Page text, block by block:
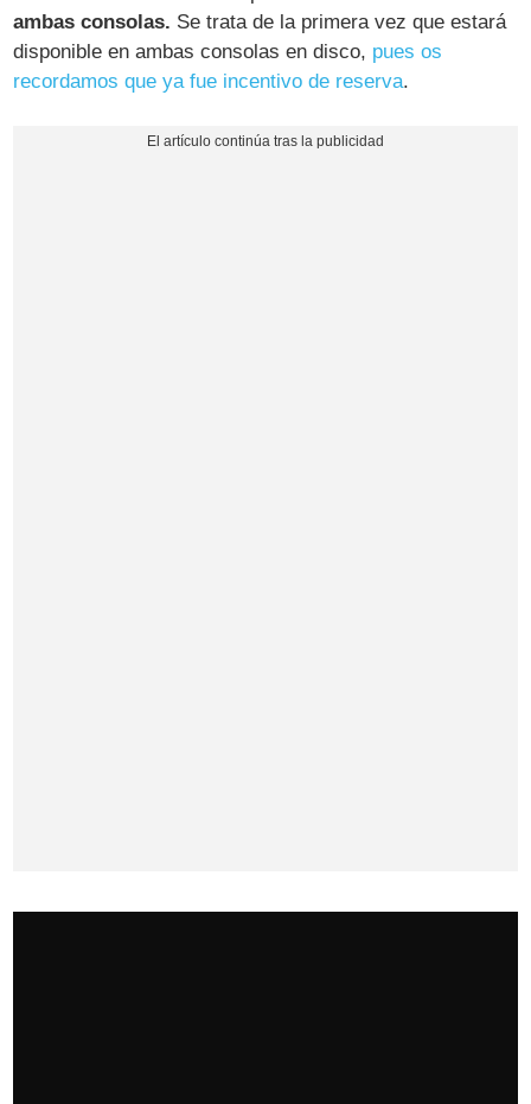
ambas consolas. Se trata de la primera vez que estará
disponible en ambas consolas en disco, pues os
recordamos que ya fue incentivo de reserva.